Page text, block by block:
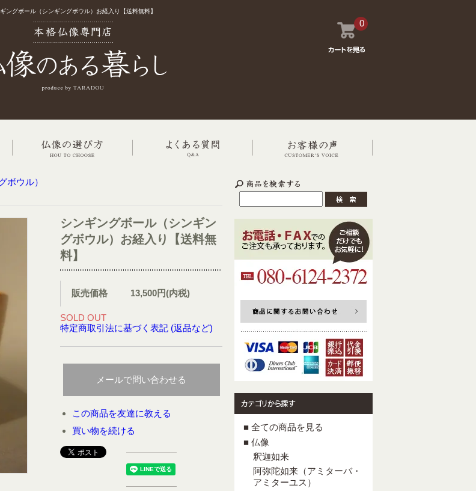
ングボール（シンギングボウル）お経入り【送料無料】
0
ボウル）
シンギングボール（シンギン
グボウル）お経入り【送料無
料】
販売価格 13,500円(内税)
SOLD OUT
特定商取引法に基づく表記 (返品など)
メールで問い合わせる
この商品を友達に教える
買い物を続ける
■ 全ての商品を見る
■ 仏像
釈迦如来
阿弥陀如来（アミターバ・
アミターユス）